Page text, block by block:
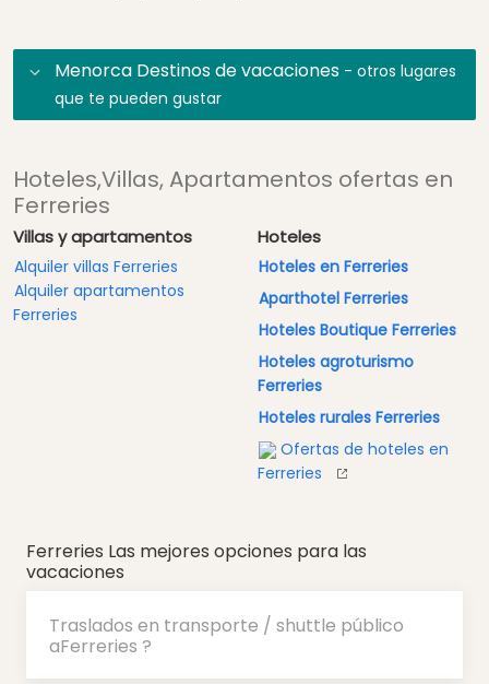
Menorca Destinos de vacaciones - otros lugares
que te pueden gustar
Hoteles,Villas, Apartamentos ofertas en
Ferreries
Villas y apartamentos
Alquiler villas Ferreries
Alquiler apartamentos
Ferreries
Hoteles
Hoteles en Ferreries
Aparthotel Ferreries
Hoteles Boutique Ferreries
Hoteles agroturismo
Ferreries
Hoteles rurales Ferreries
Ofertas de hoteles en
Ferreries
Ferreries Las mejores opciones para las
vacaciones
Traslados en transporte / shuttle público
aFerreries ?